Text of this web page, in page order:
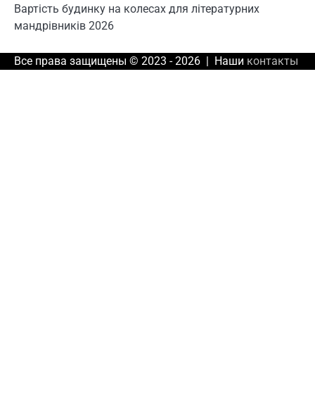
Вартість будинку на колесах для літературних
мандрівників 2026
Все права защищены © 2023 - 2026 | Наши контакты